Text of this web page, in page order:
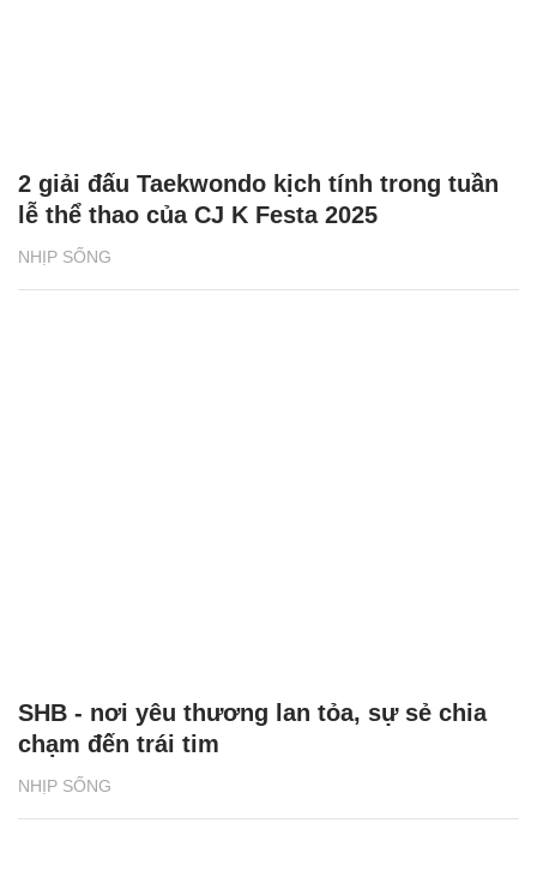
NHỊP SỐNG
2 giải đấu Taekwondo kịch tính trong tuần
lễ thể thao của CJ K Festa 2025
NHỊP SỐNG
SHB - nơi yêu thương lan tỏa, sự sẻ chia
chạm đến trái tim